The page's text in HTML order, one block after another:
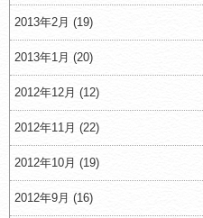
2013年2月 (19)
2013年1月 (20)
2012年12月 (12)
2012年11月 (22)
2012年10月 (19)
2012年9月 (16)